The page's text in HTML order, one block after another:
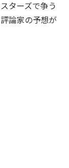
ターズで争う
論家の予想が